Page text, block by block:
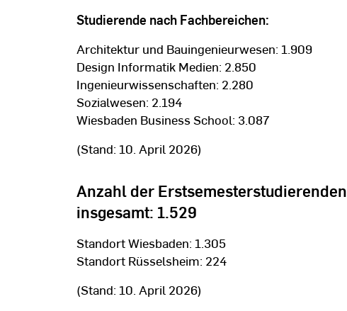
Studierende nach Fachbereichen:
Architektur und Bauingenieurwesen: 1.909
Design Informatik Medien: 2.850
Ingenieurwissenschaften: 2.280
Sozialwesen: 2.194
Wiesbaden Business School: 3.087
(Stand: 10. April 2026)
Anzahl der Erstsemesterstudierenden
insgesamt: 1.529
Standort Wiesbaden: 1.305
Standort Rüsselsheim: 224
(Stand: 10. April 2026)